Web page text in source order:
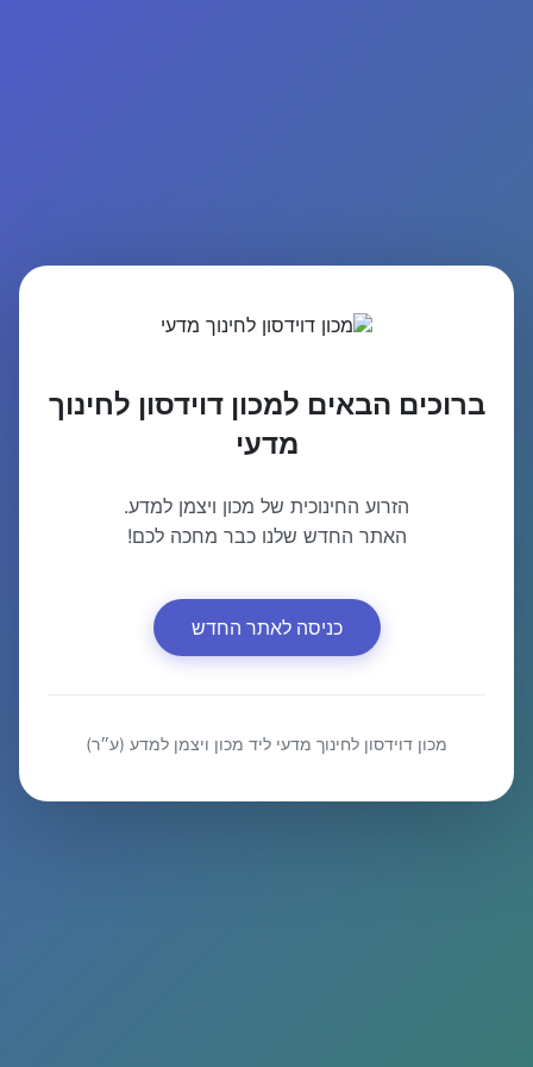
ברוכים הבאים למכון דוידסון לחינוך
מדעי
הזרוע החינוכית של מכון ויצמן למדע.
האתר החדש שלנו כבר מחכה לכם!
כניסה לאתר החדש
מכון דוידסון לחינוך מדעי ליד מכון ויצמן למדע (ע״ר)